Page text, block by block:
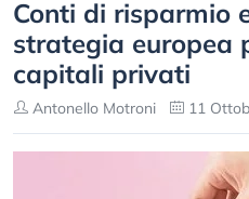
Conti di risparmio
strategia europea
capitali privati
Antonello Motroni 11